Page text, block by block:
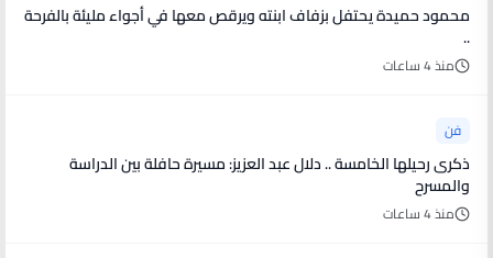
محمود حميدة يحتفل بزفاف ابنته ويرقص معها في أجواء مليئة بالفرحة
..
منذ 4 ساعات
فن
ذكرى رحيلها الخامسة .. دلال عبد العزيز: مسيرة حافلة بين الدراسة
والمسرح
منذ 4 ساعات